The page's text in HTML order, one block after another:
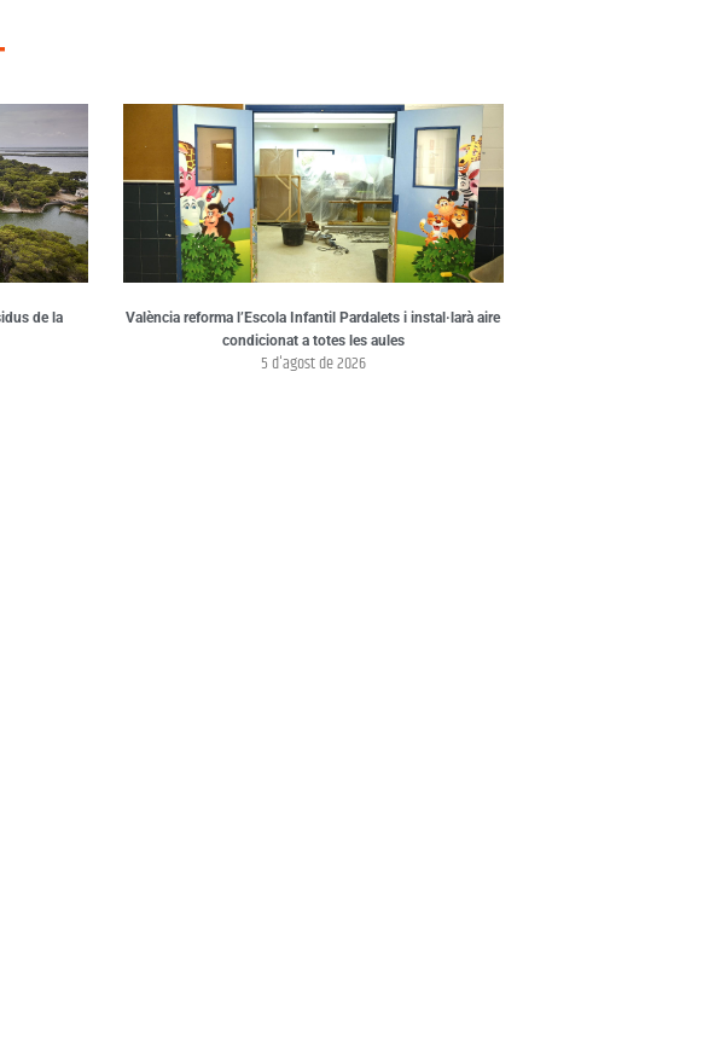
de la
València reforma l’Escola Infantil Pardalets i instal·larà aire
condicionat a totes les aules
5 d'agost de 2026